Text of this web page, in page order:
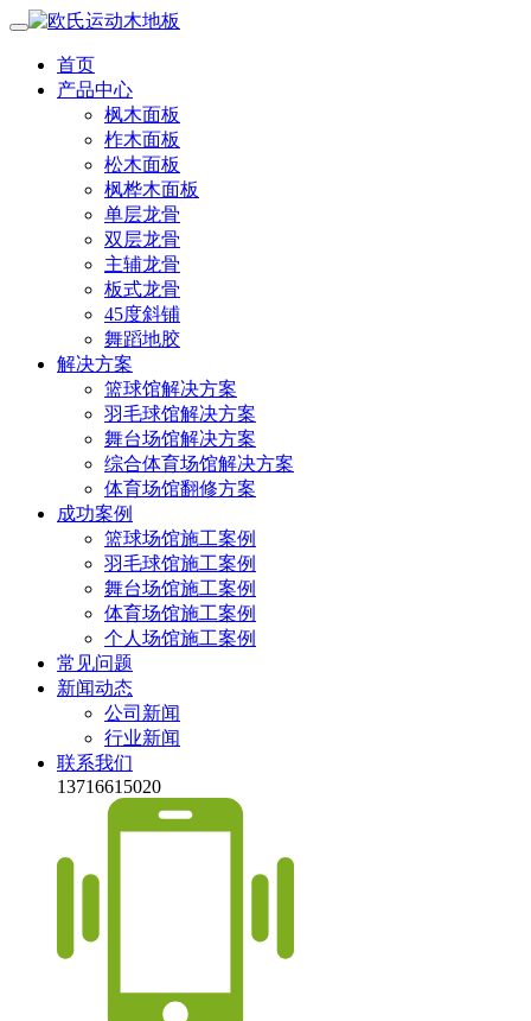
首页
产品中心
枫木面板
柞木面板
松木面板
枫桦木面板
单层龙骨
双层龙骨
主辅龙骨
板式龙骨
45度斜铺
舞蹈地胶
解决方案
篮球馆解决方案
羽毛球馆解决方案
舞台场馆解决方案
综合体育场馆解决方案
体育场馆翻修方案
成功案例
篮球场馆施工案例
羽毛球馆施工案例
舞台场馆施工案例
体育场馆施工案例
个人场馆施工案例
常见问题
新闻动态
公司新闻
行业新闻
联系我们
13716615020